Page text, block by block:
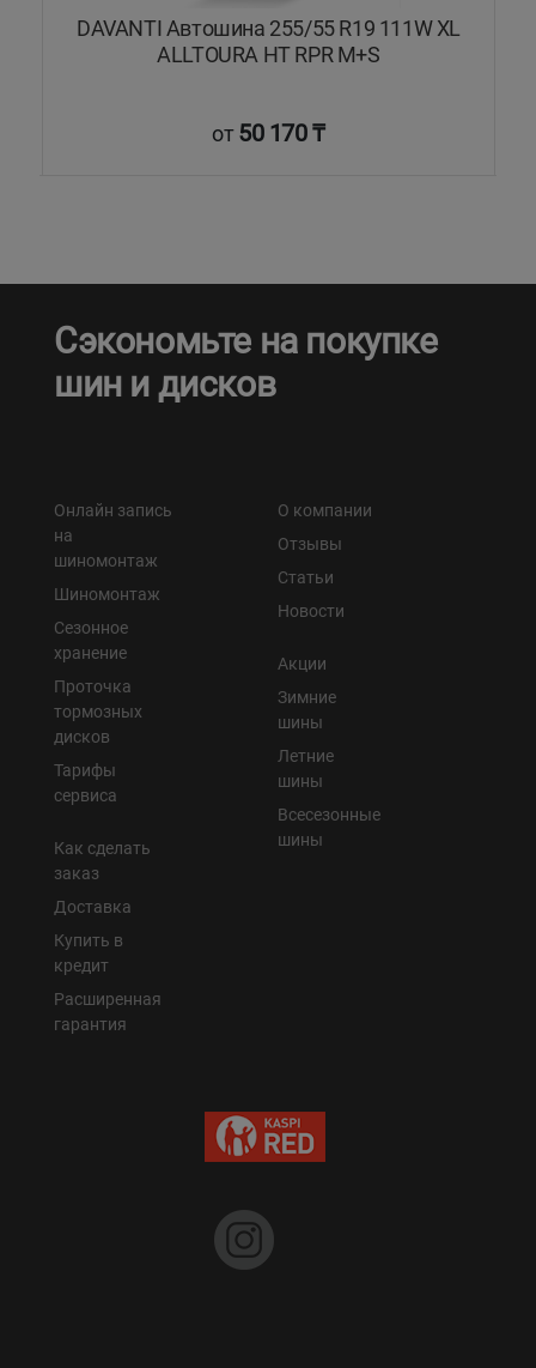
DAVANTI Автошина 255/55 R19 111W XL
ALLTOURA HT RPR M+S
от50 170 ₸
Сэкономьте на покупке
шин и дисков
Онлайн запись
на
шиномонтаж
Шиномонтаж
Сезонное
хранение
Проточка
тормозных
дисков
Тарифы
сервиса
Как сделать
заказ
Доставка
Купить в
кредит
Расширенная
гарантия
О компании
Отзывы
Статьи
Новости
Акции
Зимние
шины
Летние
шины
Всесезонные
шины